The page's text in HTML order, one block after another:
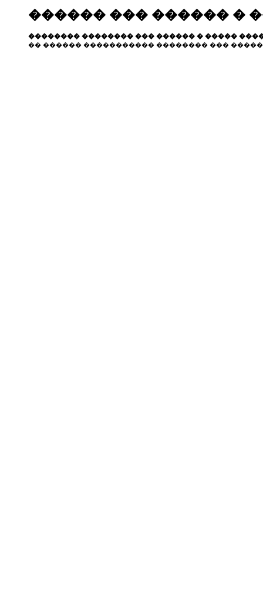
������ ��� ������ �
�������� �������� ��� ������ � �����
�� ������ ����������� �������� ���